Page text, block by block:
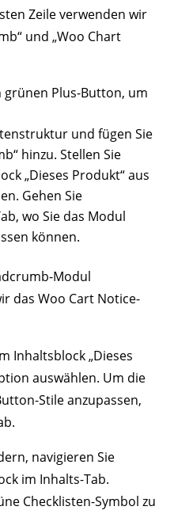
Zeile verwenden wir
und „Woo Chart
grünen Plus-Button, um
und fügen Sie
hinzu. Stellen Sie
„Dieses Produkt“ aus
Gehen Sie
wo Sie das Modul
können.
Modul
das Woo Cart Notice-
Inhaltsblock „Dieses
auswählen. Um die
Stile anzupassen,
navigieren Sie
im Inhalts-Tab.
Checklisten-Symbol zu